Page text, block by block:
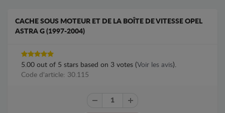
CACHE SOUS MOTEUR ET DE LA BOÎTE DE VITESSE OPEL
ASTRA G (1997-2004)
5.00 out of 5 stars based on 3 votes (Voir les avis).
Code d'article: 30.115